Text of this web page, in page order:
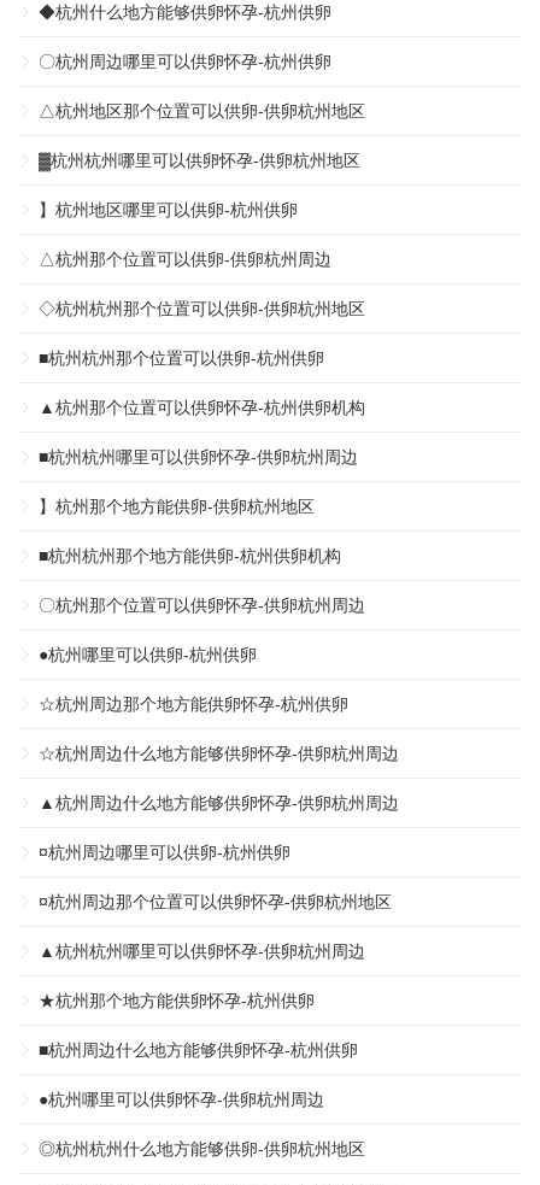
◆杭州什么地方能够供卵怀孕-杭州供卵
〇杭州周边哪里可以供卵怀孕-杭州供卵
△杭州地区那个位置可以供卵-供卵杭州地区
▓杭州杭州哪里可以供卵怀孕-供卵杭州地区
】杭州地区哪里可以供卵-杭州供卵
△杭州那个位置可以供卵-供卵杭州周边
◇杭州杭州那个位置可以供卵-供卵杭州地区
■杭州杭州那个位置可以供卵-杭州供卵
▲杭州那个位置可以供卵怀孕-杭州供卵机构
■杭州杭州哪里可以供卵怀孕-供卵杭州周边
】杭州那个地方能供卵-供卵杭州地区
■杭州杭州那个地方能供卵-杭州供卵机构
〇杭州那个位置可以供卵怀孕-供卵杭州周边
●杭州哪里可以供卵-杭州供卵
☆杭州周边那个地方能供卵怀孕-杭州供卵
☆杭州周边什么地方能够供卵怀孕-供卵杭州周边
▲杭州周边什么地方能够供卵怀孕-供卵杭州周边
¤杭州周边哪里可以供卵-杭州供卵
¤杭州周边那个位置可以供卵怀孕-供卵杭州地区
▲杭州杭州哪里可以供卵怀孕-供卵杭州周边
★杭州那个地方能供卵怀孕-杭州供卵
■杭州周边什么地方能够供卵怀孕-杭州供卵
●杭州哪里可以供卵怀孕-供卵杭州周边
◎杭州杭州什么地方能够供卵-供卵杭州地区